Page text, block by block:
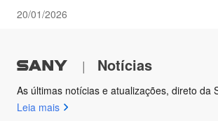
20/01/2026
| Notícias
As últimas notícias e atualizações, direto da
Leia mais